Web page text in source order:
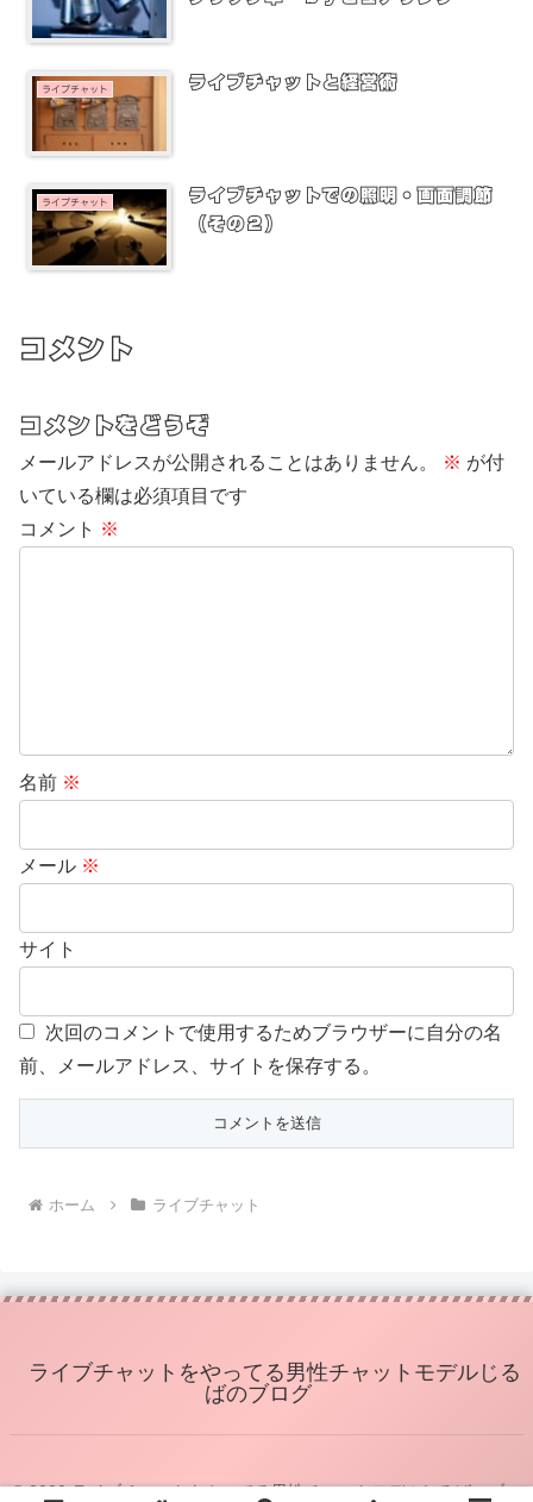
ライブチャット ライブチャットと経営術
ライブチャット
ライブチャットでの照明・画面調節
（その２）
コメント
コメントをどうぞ
メールアドレスが公開されることはありません。 ※ が付
いている欄は必須項目です
コメント ※
名前 ※
メール ※
サイト
次回のコメントで使用するためブラウザーに自分の名
前、メールアドレス、サイトを保存する。
ホーム ライブチャット
ライブチャットをやってる男性チャットモデルじる
ばのブログ
© 2020 ライブチャットをやってる男性チャットモデルじるばのブロ